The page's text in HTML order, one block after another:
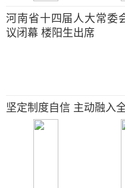
河南省十四届人大常委
议闭幕 楼阳生出席
坚定制度自信 主动融入